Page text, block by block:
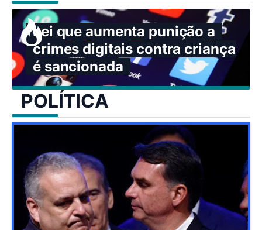
Lei que aumenta punição a
crimes digitais contra crianças
é sancionada
POLÍTICA